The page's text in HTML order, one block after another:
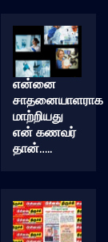
என்னை
சாதனையாளராக
மாற்றியது
என் கணவர்
தான்…..